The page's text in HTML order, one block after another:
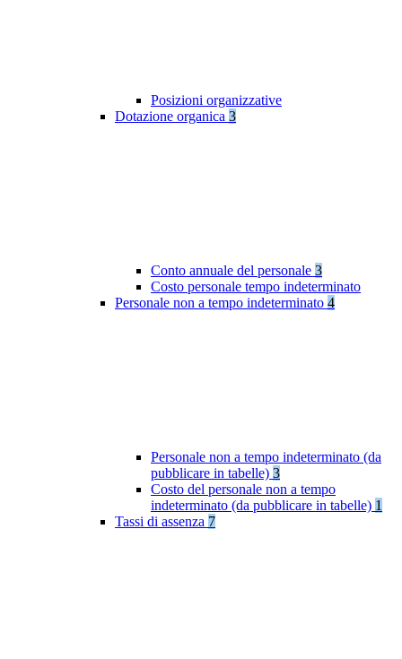
Posizioni organizzative
Dotazione organica 3
Conto annuale del personale 3
Costo personale tempo indeterminato
Personale non a tempo indeterminato 4
Personale non a tempo indeterminato (da
pubblicare in tabelle) 3
Costo del personale non a tempo
indeterminato (da pubblicare in tabelle) 1
Tassi di assenza 7